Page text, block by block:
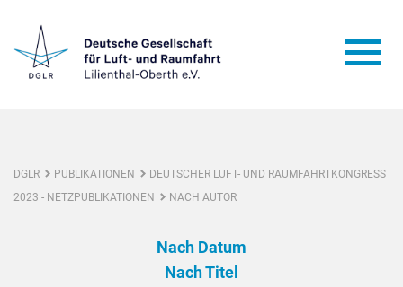
DGLR PUBLIKATIONEN
DEUTSCHER LUFT- UND RAUMFAHRTKONGRESS
2023 - NETZPUBLIKATIONEN
NACH AUTOR
Nach Datum
Nach Titel